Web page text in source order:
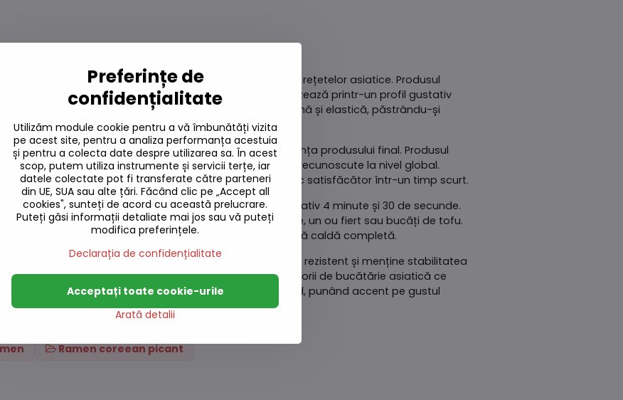
pentru a oferi un gust picant și echilibrat, conform rețetelor asiatice. Produsul
și legume deshidratate. Acest sortiment se caracterizează printr-un profil gustativ
gastronomiei coreene. Textura tăiețeilor este fermă și elastică, păstrându-și
morcov și varză, care contribuie la aroma și consistența produsului final. Produsul
și a procesului de fabricație cu normele de calitate recunoscute la nivel global.
adecvată pentru o masă rapidă, oferind un aport caloric satisfăcător într-un timp scurt.
cu condimentele în 500 ml de apă timp de aproximativ 4 minute și 30 de secunde.
cu ingrediente proaspete, cum ar fi ceapa verde, un ou fiert sau bucăți de tofu.
individuale, transformând o supă instant într-o masă caldă completă.
ferit de expunerea directă la soare. Ambalajul este rezistent și menține stabilitatea
Ramyeon oferă o soluție profesională pentru amatorii de bucătărie asiatică ce
categoria sa. Este alegerea ideală pentru un prânz rapid, punând accent pe gustul
Ramen coreean picant
Preferințe de
confidențialitate
Utilizăm module cookie pentru a vă îmbunătăți vizita
pe acest site, pentru a analiza performanța acestuia
și pentru a colecta date despre utilizarea sa. În acest
scop, putem utiliza instrumente și servicii terțe, iar
datele colectate pot fi transferate către parteneri
din UE, SUA sau alte țări. Făcând clic pe „Accept all
cookies", sunteți de acord cu această prelucrare.
Puteți găsi informații detaliate mai jos sau vă puteți
modifica preferințele.
Declarația de confidențialitate
Arată detalii
Acceptați toate cookie-urile